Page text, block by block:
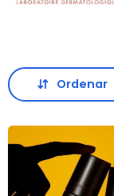
Ordenar